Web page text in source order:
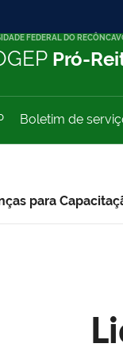
FEDERAL DO
Pró-
Boletim de
para